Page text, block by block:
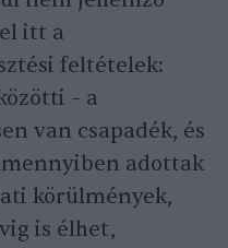
itt a
feltételek:
– a
van csapadék, és
adottak
körülmények,
is élhet,